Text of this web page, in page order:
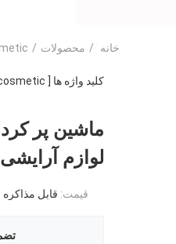
خانه / محصولات /
کلید واژه ها [ lotion filling machine cosmetic ] همخوانی داشتن
ماشین پر
لوازم آرایشی 15000 قطعه / ساعت
قیمت: قابل مذاکره